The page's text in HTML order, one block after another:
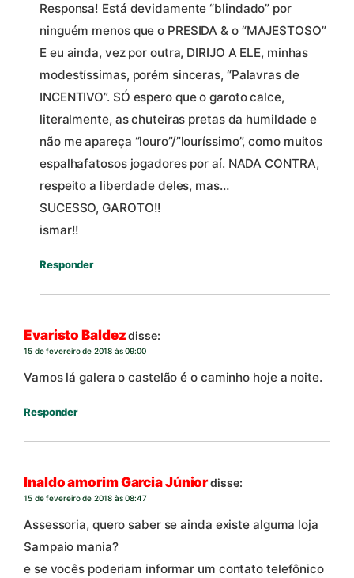
Responsa! Está devidamente “blindado” por
ninguém menos que o PRESIDA & o “MAJESTOSO”
E eu ainda, vez por outra, DIRIJO A ELE, minhas
modestíssimas, porém sinceras, “Palavras de
INCENTIVO”. SÓ espero que o garoto calce,
literalmente, as chuteiras pretas da humildade e
não me apareça “louro”/”louríssimo”, como muitos
espalhafatosos jogadores por aí. NADA CONTRA,
respeito a liberdade deles, mas…
SUCESSO, GAROTO!!
ismar!!
Responder
Evaristo Baldez disse:
15 de fevereiro de 2018 às 09:00
Vamos lá galera o castelão é o caminho hoje a noite.
Responder
Inaldo amorim Garcia Júniordisse:
15 de fevereiro de 2018 às 08:47
Assessoria, quero saber se ainda existe alguma loja
Sampaio mania?
e se vocês poderiam informar um contato telefônico